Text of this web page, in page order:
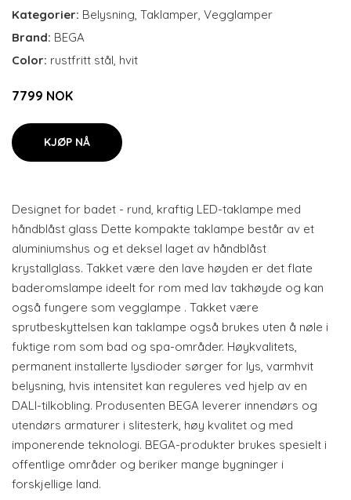
Kategorier: Belysning, Taklamper, Vegglamper
Brand: BEGA
Color: rustfritt stål, hvit
7799 NOK
KJØP NÅ
Designet for badet - rund, kraftig LED-taklampe med
håndblåst glass Dette kompakte taklampe består av et
aluminiumshus og et deksel laget av håndblåst
krystallglass. Takket være den lave høyden er det flate
baderomslampe ideelt for rom med lav takhøyde og kan
også fungere som vegglampe . Takket være
sprutbeskyttelsen kan taklampe også brukes uten å nøle i
fuktige rom som bad og spa-områder. Høykvalitets,
permanent installerte lysdioder sørger for lys, varmhvit
belysning, hvis intensitet kan reguleres ved hjelp av en
DALI-tilkobling. Produsenten BEGA leverer innendørs og
utendørs armaturer i slitesterk, høy kvalitet og med
imponerende teknologi. BEGA-produkter brukes spesielt i
offentlige områder og beriker mange bygninger i
forskjellige land.